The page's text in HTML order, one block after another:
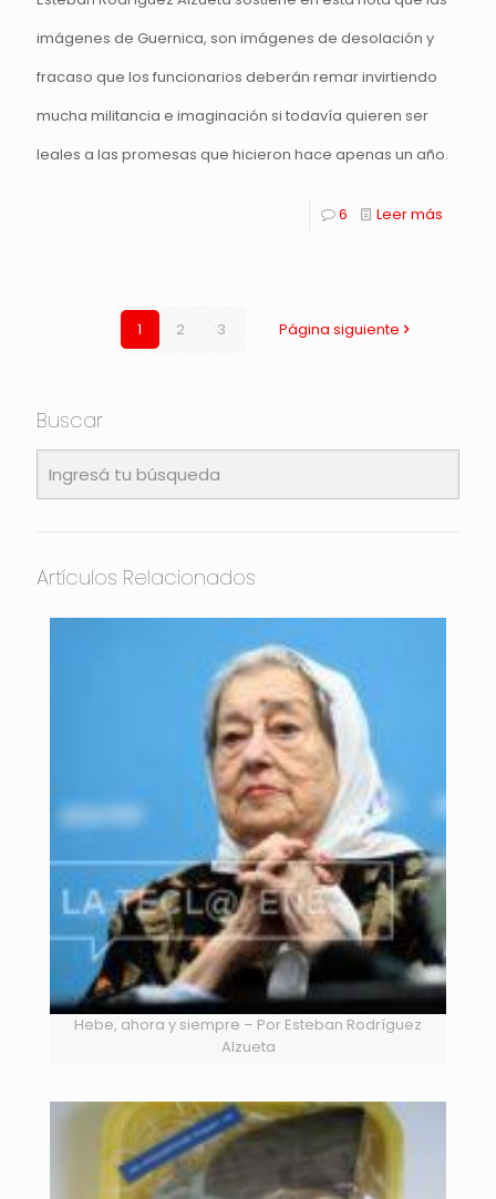
imágenes de Guernica, son imágenes de desolación y
fracaso que los funcionarios deberán remar invirtiendo
mucha militancia e imaginación si todavía quieren ser
leales a las promesas que hicieron hace apenas un año.
6 Leer más
1 2 3 Página siguiente
Buscar
Artículos Relacionados
Hebe, ahora y siempre – Por Esteban Rodríguez
Alzueta